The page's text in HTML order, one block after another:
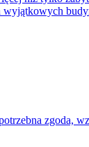
zgoda,